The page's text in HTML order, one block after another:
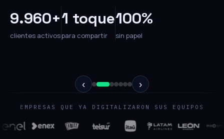
9.960+
clientes activos
1 toque
para compartir
100%
sin papel
‹ ›
EMPRESAS QUE YA DIGITALIZARON SUS EQUIPOS